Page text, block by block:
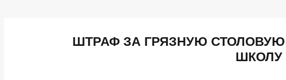
ШТРАФ ЗА ГРЯЗНУЮ
ШКОЛУ